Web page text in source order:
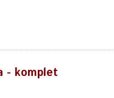
- komplet